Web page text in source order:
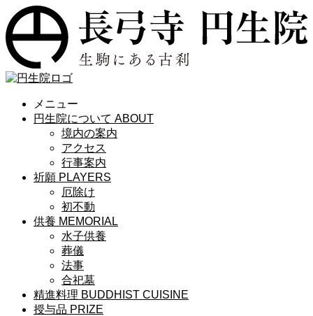
メニュー
円生院について ABOUT
境内の案内
アクセス
行事案内
祈願 PLAYERS
厄除け
初不動
供養 MEMORIAL
水子供養
葬儀
法事
合祀墓
精進料理 BUDDHIST CUISINE
授与品 PRIZE